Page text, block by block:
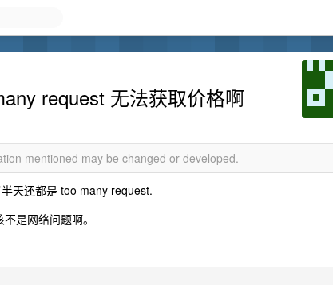
request 无法获取价格啊
mentioned may be changed or developed.
天还都是 too many request.
是网络问题啊。